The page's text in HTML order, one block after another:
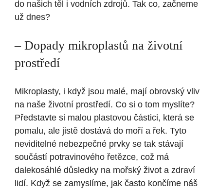
do našich těl i vodních zdrojů. Tak co, začneme
už dnes?
– Dopady mikroplastů na životní
prostředí
Mikroplasty, i když jsou malé, mají obrovský vliv
na naše životní prostředí. Co si o tom myslíte?
Představte si malou plastovou částici, která se
pomalu, ale jistě dostává do moří a řek. Tyto
neviditelné nebezpečné prvky se tak stávají
součástí potravinového řetězce, což má
dalekosáhlé důsledky na mořský život a zdraví
lidí. Když se zamyslíme, jak často končíme náš